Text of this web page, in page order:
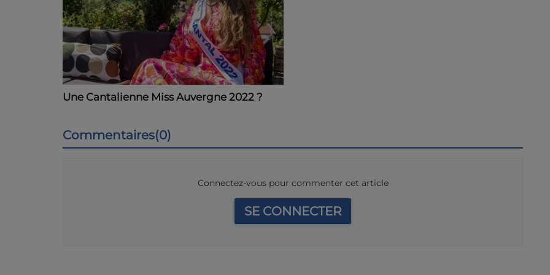
Une Cantalienne Miss Auvergne 2022 ?
Commentaires(0)
Connectez-vous pour commenter cet article
SE CONNECTER